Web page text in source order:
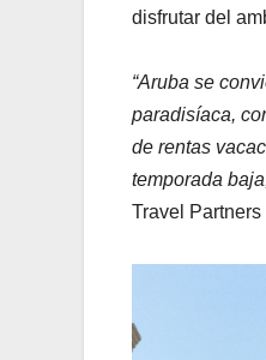
disfrutar del
“Aruba se
paradisíaca,
de rentas
temporada
Travel